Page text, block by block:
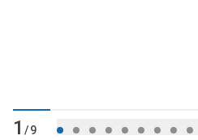
1/9